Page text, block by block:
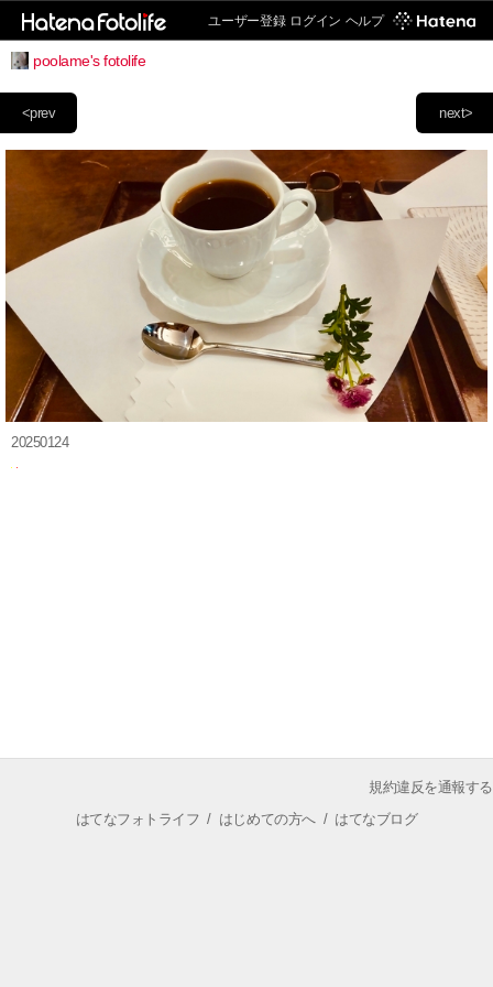
ユーザー登録 ログイン ヘルプ
poolame's fotolife
next>
<prev
20250124
規約違反を通報する
はてなフォトライフ / はじめての方へ/ はてなブログ